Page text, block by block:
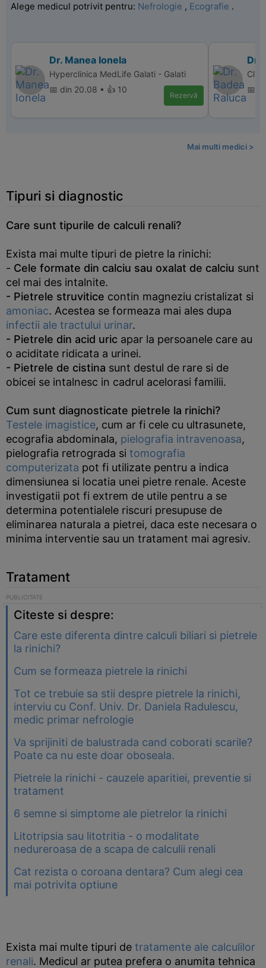
Alege medicul potrivit pentru: Nefrologie , Ecografie .
Dr. Manea Ionela
Hyperclinica MedLife Galati - Galati
📅 din 20.08 • 👍 10
Rezervă
Dr.
📅
Mai multi medici >
Tipuri si diagnostic
Care sunt tipurile de calculi renali?
Exista mai multe tipuri de pietre la rinichi:
- Cele formate din calciu sau oxalat de calciu sunt
cel mai des intalnite.
- Pietrele struvitice contin magneziu cristalizat si
amoniac. Acestea se formeaza mai ales dupa
infectii ale tractului urinar.
- Pietrele din acid uric apar la persoanele care au
o aciditate ridicata a urinei.
- Pietrele de cistina sunt destul de rare si de
obicei se intalnesc in cadrul acelorasi familii.
Cum sunt diagnosticate pietrele la rinichi?
Testele imagistice, cum ar fi cele cu ultrasunete,
ecografia abdominala, pielografia intravenoasa,
pielografia retrograda si tomografia
computerizata pot fi utilizate pentru a indica
dimensiunea si locatia unei pietre renale. Aceste
investigatii pot fi extrem de utile pentru a se
determina potentialele riscuri presupuse de
eliminarea naturala a pietrei, daca este necesara o
minima interventie sau un tratament mai agresiv.
Tratament
Citeste si despre:
Care este diferenta dintre calculi biliari si pietrele
la rinichi?
Cum se formeaza pietrele la rinichi
Tot ce trebuie sa stii despre pietrele la rinichi,
interviu cu Conf. Univ. Dr. Daniela Radulescu,
medic primar nefrologie
Va sprijiniti de balustrada cand coborati scarile?
Poate ca nu este doar oboseala.
Pietrele la rinichi - cauzele aparitiei, preventie si
tratament
6 semne si simptome ale pietrelor la rinichi
Litotripsia sau litotritia - o modalitate
nedureroasa de a scapa de calculii renali
Cat rezista o coroana dentara? Cum alegi cea
mai potrivita optiune
Exista mai multe tipuri de tratamente ale calculilor
renali. Medicul ar putea prefera o anumita tehnica